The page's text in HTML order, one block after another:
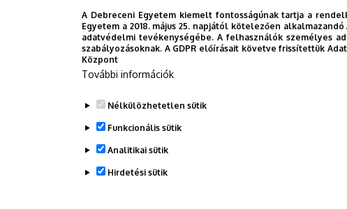
Fotók: Sonkoly Judit
Sajtóiroda - TPL
A Debreceni Egyetem kiemelt fontosságúnak tartja a
Egyetem a 2018. május 25. napjától kötelezően
adatvédelmi tevékenységébe. A felhasználók személyes
szabályozásoknak. A GDPR előírásait követve frissítettük
Központ
További információk
Nélkülözhetetlen sütik
Funkcionális sütik
Analitikai sütik
Hirdetési sütik